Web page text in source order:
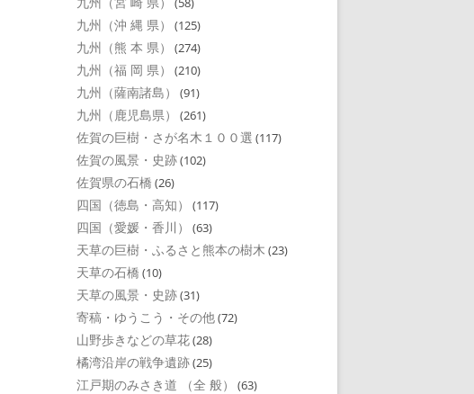
九州（沖 縄 県） (125)
九州（熊 本 県） (274)
九州（福 岡 県） (210)
九州（薩南諸島） (91)
九州（鹿児島県） (261)
佐賀の巨樹・さが名木１００選 (117)
佐賀の風景・史跡(102)
佐賀県の石橋 (26)
四国（徳島・高知） (117)
四国（愛媛・香川） (63)
天草の巨樹・ふるさと熊本の樹木 (23)
天草の石橋 (10)
天草の風景・史跡(31)
寄稿・ゆうこう・その他(72)
山野歩きなどの草花(28)
橘湾沿岸の戦争遺跡(25)
江戸期のみさき道 （全 般） (63)